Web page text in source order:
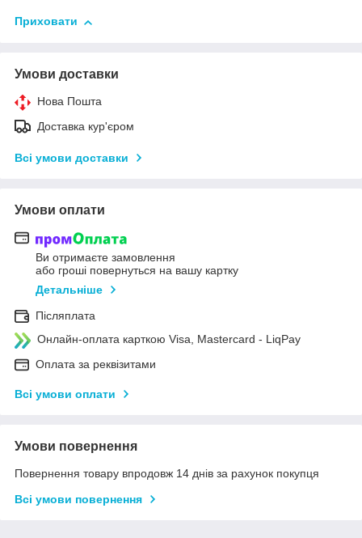
Приховати
Умови доставки
Нова Пошта
Доставка кур'єром
Всі умови доставки
Умови оплати
Ви отримаєте замовлення
або гроші повернуться на вашу картку
Детальніше
Післяплата
Онлайн-оплата карткою Visa, Mastercard - LiqPay
Оплата за реквізитами
Всі умови оплати
Умови повернення
Повернення товару впродовж 14 днів за рахунок покупця
Всі умови повернення